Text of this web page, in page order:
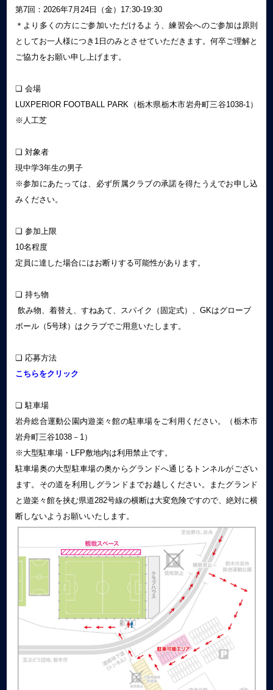
第7回：2026年7月24日（金）17:30-19:30
＊より多くの方にご参加いただけるよう、練習会へのご参加は原則
としてお一人様につき1日のみとさせていただきます。何卒ご理解と
ご協力をお願い申し上げます。
❏ 会場
LUXPERIOR FOOTBALL PARK（栃木県栃木市岩舟町三谷1038-1）
※人工芝
❏ 対象者
現中学3年生の男子
※参加にあたっては、必ず所属クラブの承諾を得たうえでお申し込
みください。
❏ 参加上限
10名程度
定員に達した場合にはお断りする可能性があります。
❏ 持ち物
飲み物、着替え、すねあて、スパイク（固定式）、GKはグローブ
ボール（5号球）はクラブでご用意いたします。
❏ 応募方法
こちらをクリック
❏ 駐車場
岩舟総合運動公園内遊楽々館の駐車場をご利用ください。（栃木市
岩舟町三谷1038－1）
※大型駐車場・LFP敷地内は利用禁止です。
駐車場奥の大型駐車場の奥からグランドへ通じるトンネルがござい
ます。その道を利用しグランドまでお越しください。またグランド
と遊楽々館を挟む県道282号線の横断は大変危険ですので、絶対に横
断しないようお願いいたします。